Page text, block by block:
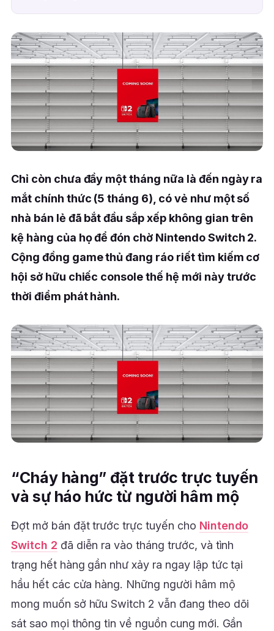
Chỉ còn chưa đầy một tháng nữa là đến ngày ra
mắt chính thức (5 tháng 6), có vẻ như một số
nhà bán lẻ đã bắt đầu sắp xếp không gian trên
kệ hàng của họ để đón chờ Nintendo Switch 2.
Cộng đồng game thủ đang ráo riết tìm kiếm cơ
hội sở hữu chiếc console thế hệ mới này trước
thời điểm phát hành.
“Cháy hàng” đặt trước trực tuyến
và sự háo hức từ người hâm mộ
Đợt mở bán đặt trước trực tuyến cho Nintendo
Switch 2 đã diễn ra vào tháng trước, và tình
trạng hết hàng gần như xảy ra ngay lập tức tại
hầu hết các cửa hàng. Những người hâm mộ
mong muốn sở hữu Switch 2 vẫn đang theo dõi
sát sao mọi thông tin về nguồn cung mới. Gần